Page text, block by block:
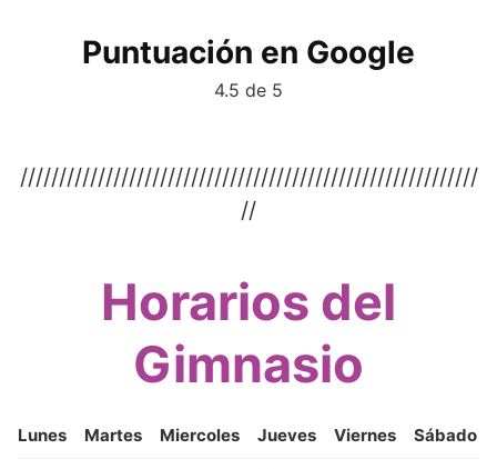
Puntuación en Google
4.5 de 5
///////////////////////////////////////////////////////////
//
Horarios del
Gimnasio
Lunes Martes Miercoles Jueves Viernes Sábado